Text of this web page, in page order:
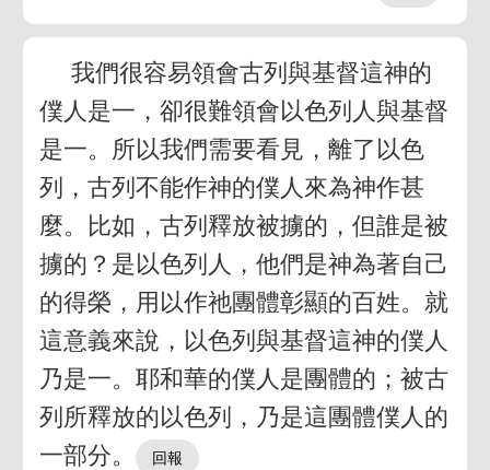
我們很容易領會古列與基督這神的
僕人是一，卻很難領會以色列人與基督
是一。所以我們需要看見，離了以色
列，古列不能作神的僕人來為神作甚
麼。比如，古列釋放被擄的，但誰是被
擄的？是以色列人，他們是神為著自己
的得榮，用以作祂團體彰顯的百姓。就
這意義來說，以色列與基督這神的僕人
乃是一。耶和華的僕人是團體的；被古
列所釋放的以色列，乃是這團體僕人的
一部分。